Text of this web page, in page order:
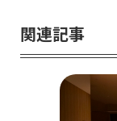
関連記事